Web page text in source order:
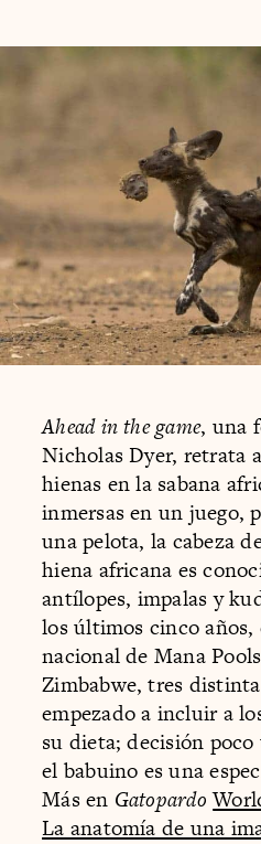
Ahead in the game, una
Nicholas Dyer, retrata
hienas en la sabana
inmersas en un juego,
una pelota, la cabeza
hiena africana es
antílopes, impalas y
los últimos cinco años,
nacional de Mana
Zimbabwe, tres
empezado a incluir a
su dieta; decisión
el babuino es una
Más en Gatopardo
La anatomía de una